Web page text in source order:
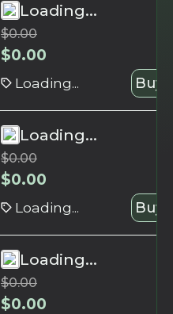
Loading...
$0.00
$0.00
Loading... Buy
Loading...
$0.00
$0.00
Loading... Buy
Loading...
$0.00
$0.00